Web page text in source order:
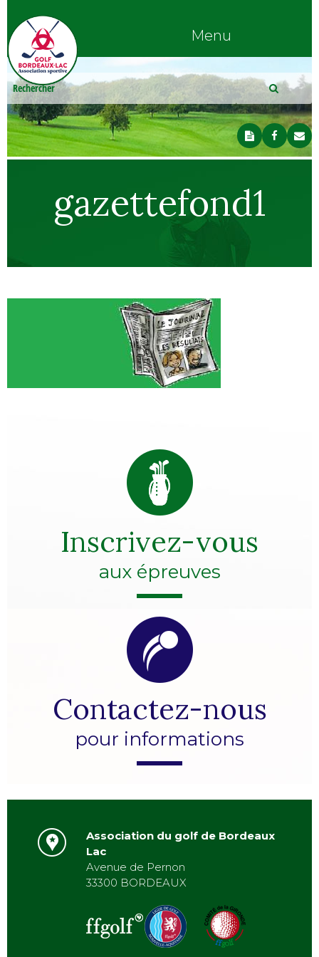
Menu
gazettefond1
Inscrivez-vous
aux épreuves
Contactez-nous
pour informations
Association du golf de Bordeaux
Lac
Avenue de Pernon
33300 BORDEAUX